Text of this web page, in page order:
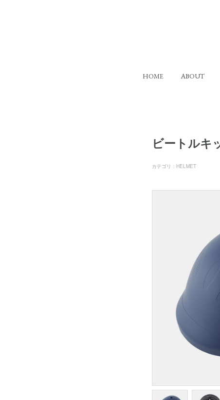
HOME ABOUT
ビートルキ
カテゴリ ： HELMET